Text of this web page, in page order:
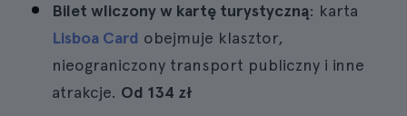
Bilet wliczony w kartę turystyczną: karta
Lisboa Card obejmuje klasztor,
nieograniczony transport publiczny i inne
atrakcje. Od 134 zł